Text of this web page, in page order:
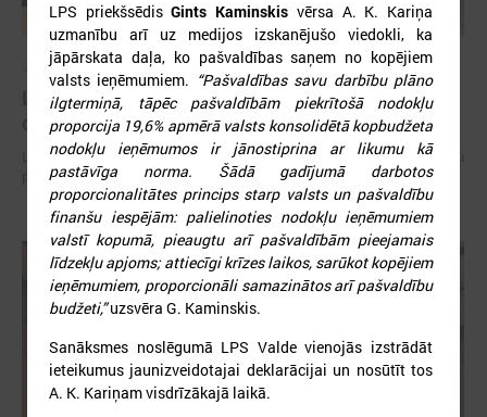
2026. gada 15. jūlijs
LPS: Interaktīvā karte vienkopus parāda plašu un
detalizētu informāciju par skolu tīklu Latvijā
LPS: Interaktīvā karte vienkopus parāda plašu un detalizētu informāciju
par skolu tīklu Latvijā
LPS priekšsēdisGints Kaminskis vērsa A. K. Kariņa
uzmanību arī uz medijos izskanējušo viedokli, ka
jāpārskata daļa, ko pašvaldības saņem no kopējiem
valsts ieņēmumiem. “Pašvaldības savu darbību plāno
ilgtermiņā, tāpēc pašvaldībām piekrītošā nodokļu
proporcija 19,6% apmērā valsts konsolidētā kopbudžeta
nodokļu ieņēmumos ir jānostiprina ar likumu kā
pastāvīga norma. Šādā gadījumā darbotos
proporcionalitātes princips starp valsts un pašvaldību
finanšu iespējām: palielinoties nodokļu ieņēmumiem
valstī kopumā, pieaugtu arī pašvaldībām pieejamais
līdzekļu apjoms; attiecīgi krīzes laikos, sarūkot kopējiem
ieņēmumiem, proporcionāli samazinātos arī pašvaldību
budžeti,”uzsvēra G. Kaminskis.
Sanāksmes noslēgumā LPS Valde vienojās izstrādāt
ieteikumus jaunizveidotajai deklarācijai un nosūtīt tos
A. K. Kariņam visdrīzākajā laikā.